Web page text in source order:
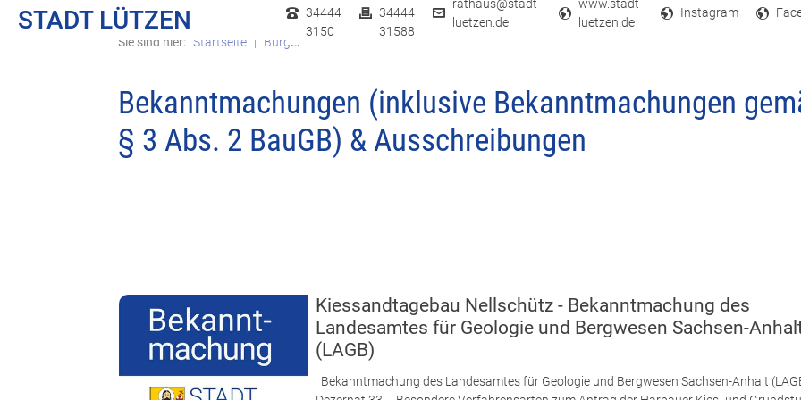
STADT LÜTZEN
34444
3150
34444
31588
rathaus@stadt-
luetzen.de
www.stadt-
luetzen.de
Instagram
Sie sind hier: Startseite Bürgerservice
Bekanntmachungen (inklusive Bekanntmachungen
§ 3 Abs. 2 BauGB) & Ausschreibungen
Kiessandtagebau Nellschütz - Bekanntmachung des
Landesamtes für Geologie und Bergwesen Sachsen-
(LAGB)
Bekanntmachung des Landesamtes für Geologie und Bergwesen Sachsen-Anhalt